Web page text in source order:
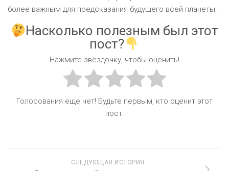
более важным для предсказания будущего всей планеты.
Насколько полезным был этот
пост?
Нажмите звездочку, чтобы оценить!
Голосования еще нет! Будьте первым, кто оценит этот
пост.
СЛЕДУЮЩАЯ ИСТОРИЯ